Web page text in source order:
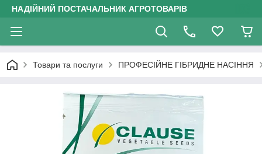
НАДІЙНИЙ ПОСТАЧАЛЬНИК АГРОТОВАРІВ
Товари та послуги ПРОФЕСІЙНЕ ГІБРИДНЕ НАСІННЯ